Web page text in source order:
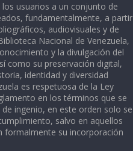
los usuarios a un conjunto de
fundamentalmente, a partir
audiovisuales y de
Nacional de Venezuela,
y la divulgación del
como su preservación digital,
identidad y diversidad
es respetuosa de la Ley
en los términos que se
ingenio, en este orden solo se
salvo en aquellos
formalmente su incorporación